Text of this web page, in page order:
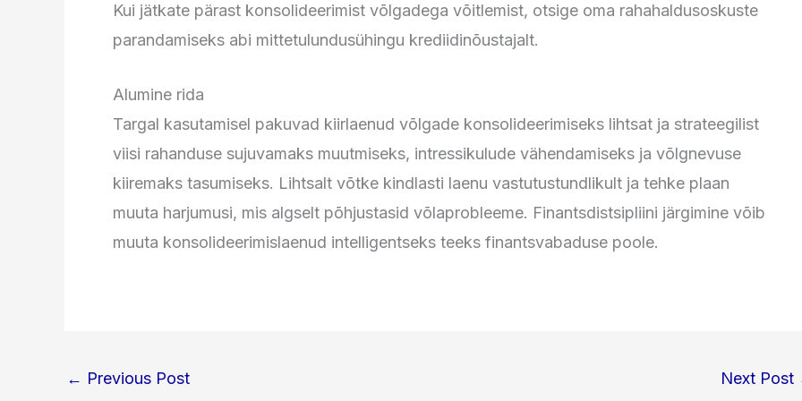
Kui jätkate pärast konsolideerimist võlgadega võitlemist, otsige oma rahahaldusoskuste
parandamiseks abi mittetulundusühingu krediidinõustajalt.
Alumine rida
Targal kasutamisel pakuvad kiirlaenud võlgade konsolideerimiseks lihtsat ja strateegilist
viisi rahanduse sujuvamaks muutmiseks, intressikulude vähendamiseks ja võlgnevuse
kiiremaks tasumiseks. Lihtsalt võtke kindlasti laenu vastutustundlikult ja tehke plaan
muuta harjumusi, mis algselt põhjustasid võlaprobleeme. Finantsdistsipliini järgimine võib
muuta konsolideerimislaenud intelligentseks teeks finantsvabaduse poole.
← Previous Post Next Post